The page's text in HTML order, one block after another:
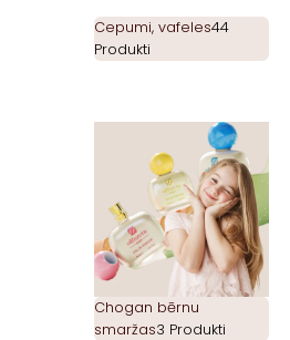
Cepumi, vafeles44
Produkti
Chogan bērnu
smaržas3 Produkti